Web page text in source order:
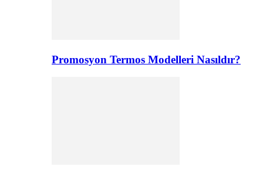
Promosyon Termos Modelleri Nasıldır?